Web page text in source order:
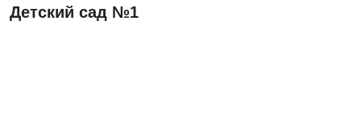
Детский сад №1